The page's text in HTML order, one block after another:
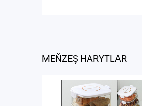
MEŇZEŞ HARYTLAR